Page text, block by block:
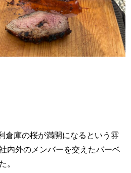
倉庫の桜が満開になるという雰
内外のメンバーを交えたバーベ
。